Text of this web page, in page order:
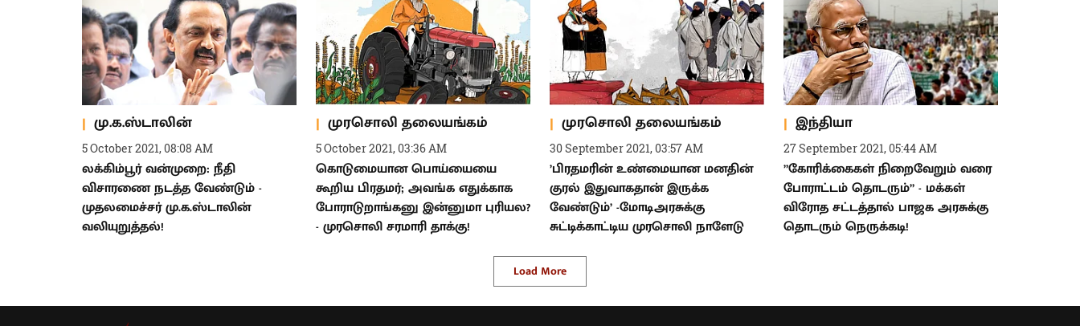
மு.க.ஸ்டாலின்
5 October 2021, 08:08 AM
லக்கிம்பூர் வன்முறை: நீதி
விசாரணை நடத்த வேண்டும் -
முதலமைச்சர் மு.க.ஸ்டாலின்
வலியுறுத்தல்!
முரசொலி தலையங்கம்
5 October 2021, 03:36 AM
கொடுமையான பொய்யையை
கூறிய பிரதமர்; அவங்க எதுக்காக
போராடுறாங்கனு இன்னுமா புரியல?
- முரசொலி சரமாரி தாக்கு!
முரசொலி தலையங்கம்
30 September 2021, 03:57 AM
’பிரதமரின் உண்மையான மனதின்
குரல் இதுவாகதான் இருக்க
வேண்டும்’ -மோடிஅரசுக்கு
சுட்டிக்காட்டிய முரசொலி நாளேடு
இந்தியா
27 September 2021, 05:44 AM
”கோரிக்கைகள் நிறைவேறும் வரை
போராட்டம் தொடரும்” - மக்கள்
விரோத சட்டத்தால் பாஜக அரசுக்கு
தொடரும் நெருக்கடி!
Load More